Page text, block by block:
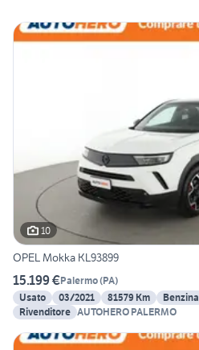
10
OPEL Mokka KL93899
15.199 €Palermo(PA)
Usato
03/2021 81579 Km Benzina
Rivenditore AUTOHERO PALERMO